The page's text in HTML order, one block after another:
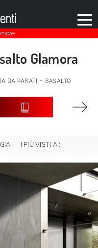
Glamora
DA PARATI - BASALTO
I PIÙ VISTI A :